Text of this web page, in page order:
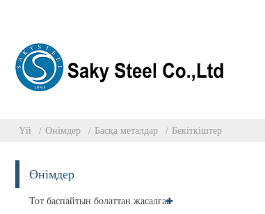
Үй Өнімдер Басқа металдар Бекіткіштер
Өнімдер
Тот баспайтын болаттан жасалған